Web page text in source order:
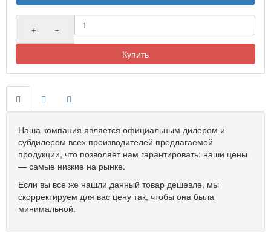
+ −
Купить
Наша компания является официальным дилером и
субдилером всех производителей предлагаемой
продукции, что позволяет нам гарантировать: наши цены
— самые низкие на рынке.
Если вы все же нашли данный товар дешевле, мы
скорректируем для вас цену так, чтобы она была
минимальной.